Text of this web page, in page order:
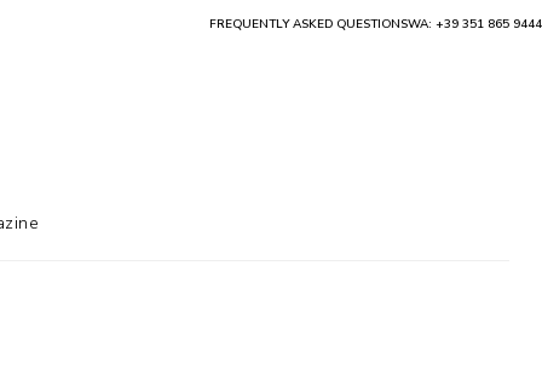
FREQUENTLY ASKED QUESTIONSWA: +39 351 865 9444